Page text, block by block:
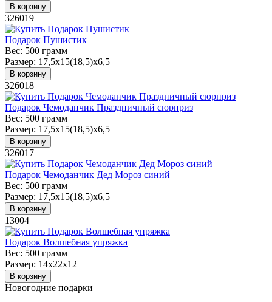
В корзину
326019
Подарок Пушистик
Вес: 500 грамм
Размер: 17,5х15(18,5)х6,5
В корзину
326018
Подарок Чемоданчик Праздничный сюрприз
Вес: 500 грамм
Размер: 17,5х15(18,5)х6,5
В корзину
326017
Подарок Чемоданчик Дед Мороз синий
Вес: 500 грамм
Размер: 17,5х15(18,5)х6,5
В корзину
13004
Подарок Волшебная упряжка
Вес: 500 грамм
Размер: 14х22х12
В корзину
Новогодние подарки